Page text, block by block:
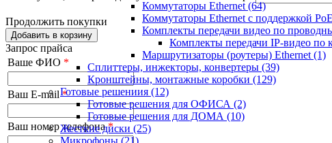
Коммутаторы Ethernet (64)
Коммутаторы Ethernet с поддержкой
Комплекты передачи видео по
Комплекты передачи IP-видео по
Маршрутизаторы (роутеры) Ethernet (1)
Сплиттеры, инжекторы, конвертеры (39)
Кронштейны, монтажные коробки (129)
Готовые решениия (12)
Готовые решения для ОФИСА (2)
Готовые решения для ДОМА (10)
Жесткие диски (25)
Микрофоны (21)
Продолжить покупки
Добавить в корзину
Запрос прайса
Ваше ФИО *
Ваш E-mail*
Ваш номер телефона*